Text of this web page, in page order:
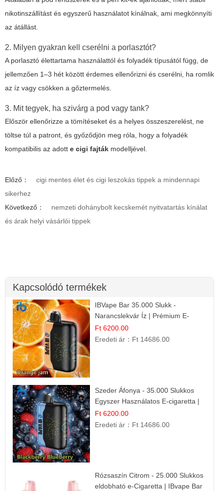
nikotinszállítást és egyszerű használatot kínálnak, ami megkönnyíti
az átállást.
2. Milyen gyakran kell cserélni a porlasztót?
A porlasztó élettartama használattól és folyadék típusától függ, de
jellemzően 1–3 hét között érdemes ellenőrizni és cserélni, ha romlik
az íz vagy csökken a gőztermelés.
3. Mit tegyek, ha szivárg a pod vagy tank?
Először ellenőrizze a tömítéseket és a helyes összeszerelést, ne
töltse túl a patront, és győződjön meg róla, hogy a folyadék
kompatibilis az adott e cigi fajták modelljével.
Előző：
cigi mentes élet és cigi leszokás tippek a mindennapi
sikerhez
Következő：
nemzeti dohánybolt kecskemét nyitvatartás kínálat
és árak helyi vásárlói tippek
Kapcsolódó termékek
IBVape Bar 35.000 Slukk -
Narancslekvár Íz | Prémium E-
cigaretta
Ft 6200.00
Eredeti ár： Ft 14686.00
Szeder Áfonya - 35.000 Slukkos
Egyszer Használatos E-cigaretta |
Prémium Ízélmény
Ft 6200.00
Eredeti ár： Ft 14686.00
Rózsaszín Citrom - 25.000 Slukkos
eldobható e-Cigaretta | IBvape Bar